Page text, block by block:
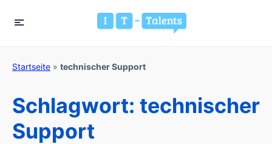
Startseite » technischer Support
Schlagwort: technischer
Support